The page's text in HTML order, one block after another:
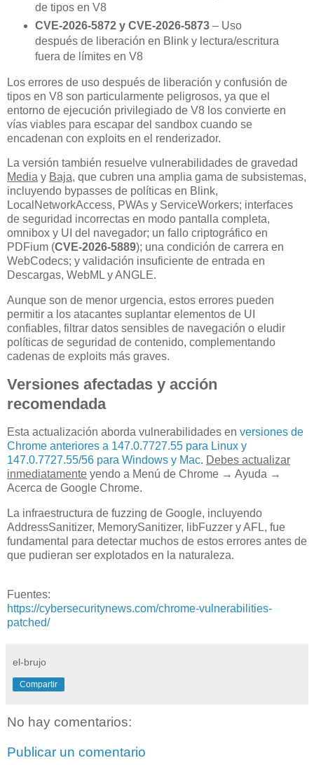
de tipos en V8
CVE-2026-5872 y CVE-2026-5873– Uso
después de liberación en Blink y lectura/escritura
fuera de límites en V8
Los errores de uso después de liberación y confusión de
tipos en V8 son particularmente peligrosos, ya que el
entorno de ejecución privilegiado de V8 los convierte en
vías viables para escapar del sandbox cuando se
encadenan con exploits en el renderizador.
La versión también resuelve vulnerabilidades de gravedad
Media y Baja, que cubren una amplia gama de subsistemas,
incluyendo bypasses de políticas en Blink,
LocalNetworkAccess, PWAs y ServiceWorkers; interfaces
de seguridad incorrectas en modo pantalla completa,
omnibox y UI del navegador; un fallo criptográfico en
PDFium (CVE-2026-5889); una condición de carrera en
WebCodecs; y validación insuficiente de entrada en
Descargas, WebML y ANGLE.
Aunque son de menor urgencia, estos errores pueden
permitir a los atacantes suplantar elementos de UI
confiables, filtrar datos sensibles de navegación o eludir
políticas de seguridad de contenido, complementando
cadenas de exploits más graves.
Versiones afectadas y acción
recomendada
Esta actualización aborda vulnerabilidades en versiones de
Chrome anteriores a 147.0.7727.55 para Linux y
147.0.7727.55/56 para Windows y Mac. Debes actualizar
inmediatamente yendo a Menú de Chrome → Ayuda →
Acerca de Google Chrome.
La infraestructura de fuzzing de Google, incluyendo
AddressSanitizer, MemorySanitizer, libFuzzer y AFL, fue
fundamental para detectar muchos de estos errores antes de
que pudieran ser explotados en la naturaleza.
Fuentes:
https://cybersecuritynews.com/chrome-vulnerabilities-
patched/
el-brujo
Compartir
No hay comentarios:
Publicar un comentario